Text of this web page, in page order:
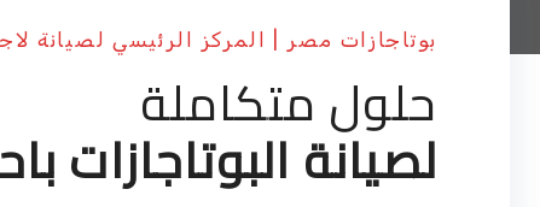
بوتاجازات مصر | المركز الرئيسي لصيانة
حلول متكاملة
لصيانة البوتاجازات